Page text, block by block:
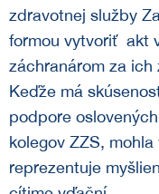
zdravotnej služby
formou vytvoriť akt
záchranárom za ich
Keďže má
podpore
kolegov ZZS,
reprezentuje